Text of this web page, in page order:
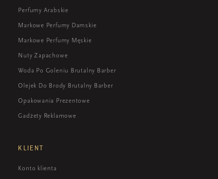
Perfumy Arabskie
Markowe Perfumy Damskie
Markowe Perfumy Męskie
Nuty Zapachowe
Woda Po Goleniu Brutalny Barber
Olejek Do Brody Brutalny Barber
Opakowania Prezentowe
Gadżety Reklamowe
KLIENT
Konto klienta